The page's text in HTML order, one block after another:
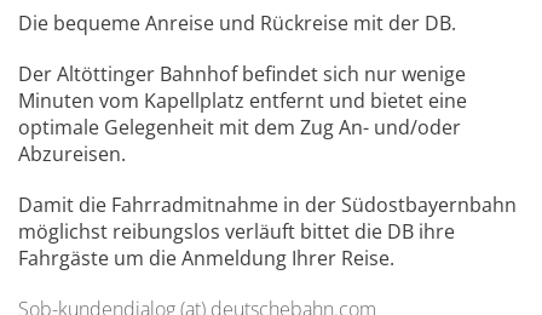
Die bequeme Anreise und Rückreise mit der DB.
Der Altöttinger Bahnhof befindet sich nur wenige
Minuten vom Kapellplatz entfernt und bietet eine
optimale Gelegenheit mit dem Zug An- und/oder
Abzureisen.
Damit die Fahrradmitnahme in der Südostbayernbahn
möglichst reibungslos verläuft bittet die DB ihre
Fahrgäste um die Anmeldung Ihrer Reise.
Sob-kundendialog (at) deutschebahn.com